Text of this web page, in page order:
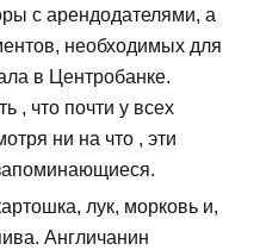
с арендодателями, а
необходимых для
в Центробанке.
, что почти у всех
ни на что , эти
лук, морковь и,
Англичанин